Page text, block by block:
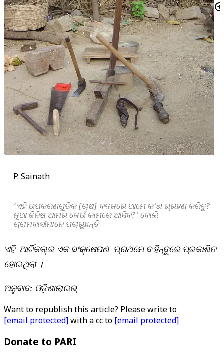
P. Sainath
‘ଏହି ଉପକରଣଗୁଡିକ [ଚାଷ] ବଦଳରେ ଆମେ କ’ଣ ଗ୍ରହଣ କରିବୁ?
ନୂଆ ଜିନିଷ ଆମର କେଉଁ କାମରେ ଆସିବ?’ ବୋଲି
ଗ୍ରାମବାସୀମାନେ ପଚାରୁଛନ୍ତି
ଏହି ଆର୍ଟିକଲ୍‌ର ଏକ ସଂକ୍ଷେପଣ ପ୍ରଥମେ ଦ ହିନ୍ଦୁରେ ପ୍ରକାଶିତ
ହୋଇଥିଲା ।
ଅନୁବାଦ: ଓଡ଼ିଶାଲାଇଭ୍‍
Want to republish this article? Please write to
[email protected]with a cc to [email protected]
Donate to PARI